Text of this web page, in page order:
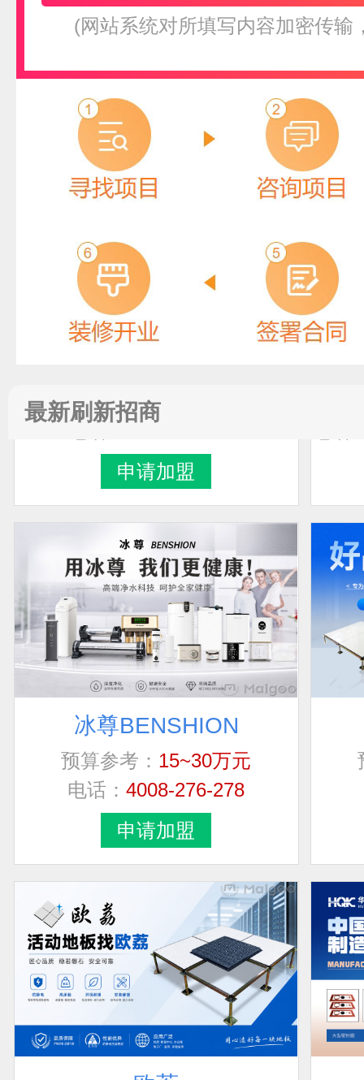
(网站系统对所填写内容加密传输
最新刷新招商
圣劳伦斯ST.LAWRENCE
电话：400-700-5525
申请加盟
冰尊BENSHION
预算参考：
电话：
4008-276-278
申请加盟
欧荔